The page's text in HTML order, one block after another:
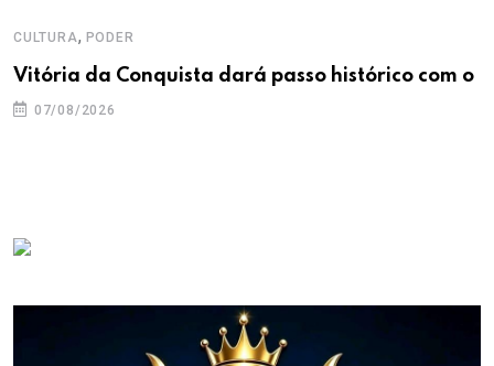
CULTURA, PODER
Vitória da Conquista dará passo histórico com o
07/08/2026